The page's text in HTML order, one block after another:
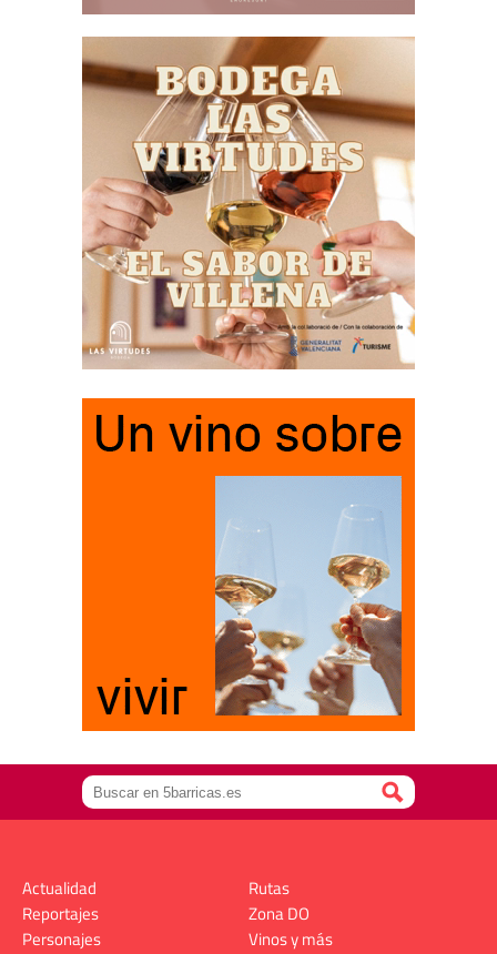
Actualidad
Reportajes
Personajes
Rutas
Zona DO
Vinos y más